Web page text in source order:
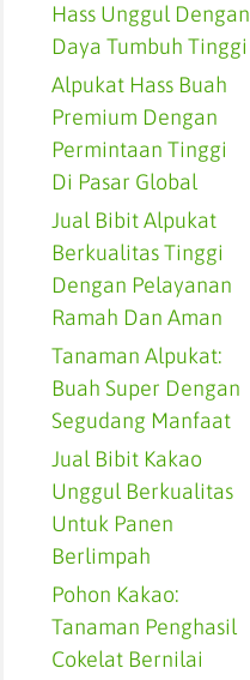
Hass Unggul Dengan
Daya Tumbuh Tinggi
Alpukat Hass Buah
Premium Dengan
Permintaan Tinggi
Di Pasar Global
Jual Bibit Alpukat
Berkualitas Tinggi
Dengan Pelayanan
Ramah Dan Aman
Tanaman Alpukat:
Buah Super Dengan
Segudang Manfaat
Jual Bibit Kakao
Unggul Berkualitas
Untuk Panen
Berlimpah
Pohon Kakao:
Tanaman Penghasil
Cokelat Bernilai